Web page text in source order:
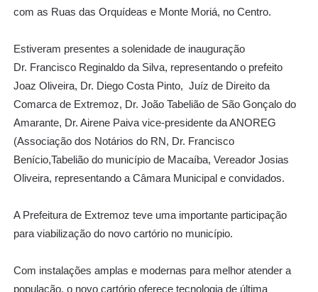
com as Ruas das Orquídeas e Monte Moriá, no Centro.
Estiveram presentes a solenidade de inauguração
Dr. Francisco Reginaldo da Silva, representando o prefeito
Joaz Oliveira, Dr. Diego Costa Pinto, Juíz de Direito da
Comarca de Extremoz, Dr. João Tabelião de São Gonçalo do
Amarante, Dr. Airene Paiva vice-presidente da ANOREG
(Associação dos Notários do RN, Dr. Francisco
Benício,Tabelião do município de Macaíba, Vereador Josias
Oliveira, representando a Câmara Municipal e convidados.
A Prefeitura de Extremoz teve uma importante participação
para viabilização do novo cartório no município.
Com instalações amplas e modernas para melhor atender a
população, o novo cartório oferece tecnologia de última